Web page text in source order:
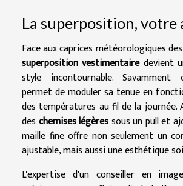
La superposition, votre
Face aux caprices météorologiques
superposition vestimentairedevient
style incontournable. Savamment
permet de moduler sa tenue en
des températures au fil de la journée.
des chemises légèressous un pull et
maille fine offre non seulement un
ajustable, mais aussi une esthétique
L'expertise d'un conseiller en